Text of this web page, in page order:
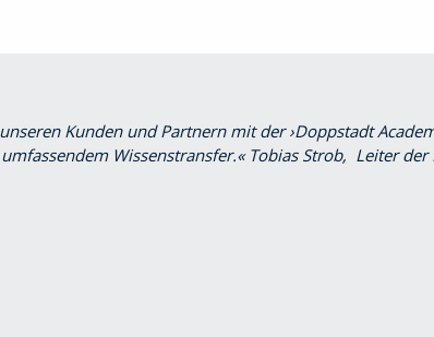
Kunden und Partnern mit der ›Doppstadt
Wissenstransfer.« Tobias Strob, Leiter